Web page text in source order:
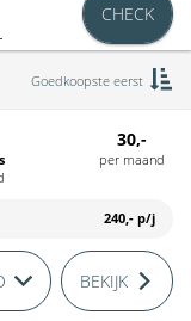
CHECK
Goedkoopste eerst
30,-
per maand
240,- p/j
BEKIJK